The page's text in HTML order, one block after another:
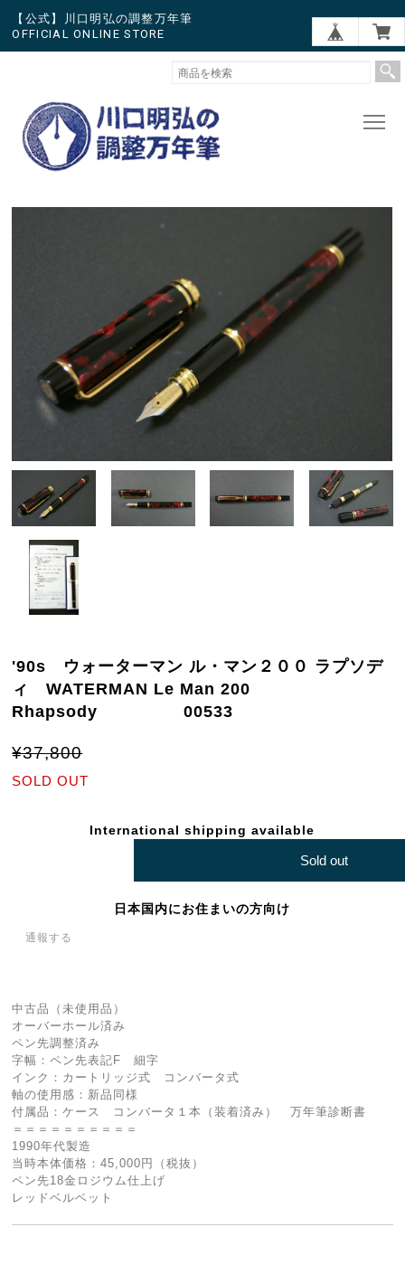
【公式】川口明弘の調整万年筆
OFFICIAL ONLINE STORE
'90s ウォーターマン ル・マン２００ ラプソデ
ィ WATERMAN Le Man 200
Rhapsody 00533
¥37,800
SOLD OUT
International shipping available
Sold out
日本国内にお住まいの方向け
通報する
中古品（未使用品）
オーバーホール済み
ペン先調整済み
字幅：ペン先表記F 細字
インク：カートリッジ式 コンバータ式
軸の使用感：新品同様
付属品：ケース コンバータ１本（装着済み） 万年筆診断書
＝＝＝＝＝＝＝＝＝＝
1990年代製造
当時本体価格：45,000円（税抜）
ペン先18金ロジウム仕上げ
レッドベルベット